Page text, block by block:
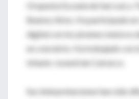
Orquesta Escuela de San Luis y
Buenos Aires. Ha participado
digital con los jóvenes músicos
en concierto. Ha trabajado con
Infanto-Juvenil de Cutral.co.
Sus interpretaciones han sido